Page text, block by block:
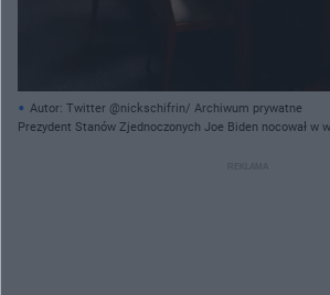
Autor: Twitter @nickschifrin/ Archiwum prywatne
Prezydent Stanów Zjednoczonych Joe Biden nocował w